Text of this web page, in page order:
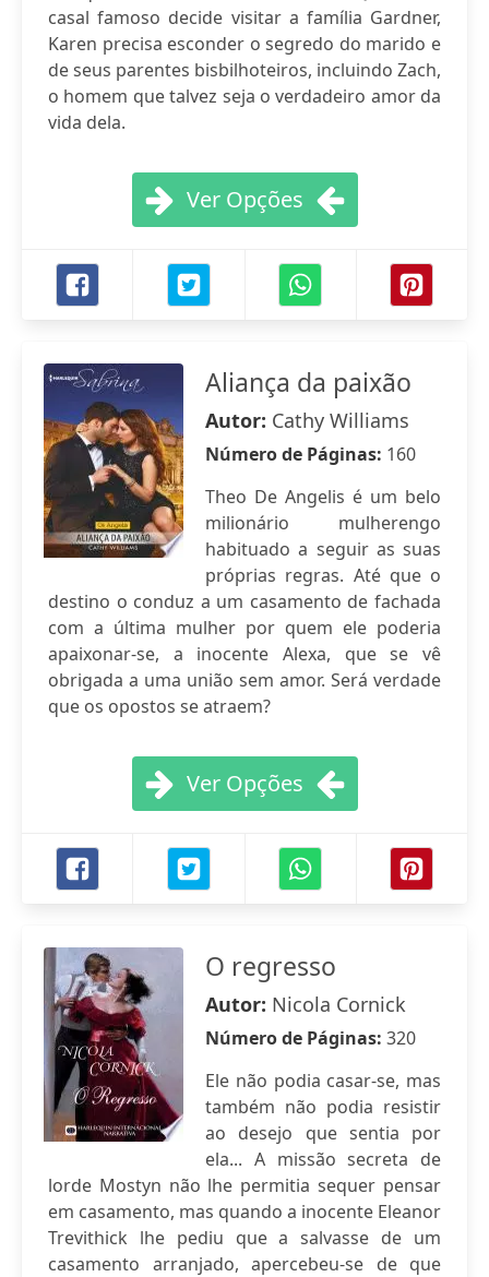
casal famoso decide visitar a família Gardner,
Karen precisa esconder o segredo do marido e
de seus parentes bisbilhoteiros, incluindo Zach,
o homem que talvez seja o verdadeiro amor da
vida dela.
Ver Opções
Aliança da paixão
Autor: Cathy Williams
Número de Páginas: 160
Theo De Angelis é um belo
milionário mulherengo
habituado a seguir as suas
próprias regras. Até que o
destino o conduz a um casamento de fachada
com a última mulher por quem ele poderia
apaixonar-se, a inocente Alexa, que se vê
obrigada a uma união sem amor. Será verdade
que os opostos se atraem?
Ver Opções
O regresso
Autor: Nicola Cornick
Número de Páginas: 320
Ele não podia casar-se, mas
também não podia resistir
ao desejo que sentia por
ela... A missão secreta de
lorde Mostyn não lhe permitia sequer pensar
em casamento, mas quando a inocente Eleanor
Trevithick lhe pediu que a salvasse de um
casamento arranjado, apercebeu-se de que